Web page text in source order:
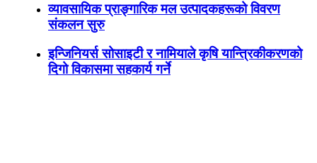
व्यावसायिक प्राङ्गारिक मल उत्पादकहरूको विवरण
संकलन सुरु
इन्जिनियर्स सोसाइटी र नामियाले कृषि यान्त्रिकीकरणको
दिगो विकासमा सहकार्य गर्ने